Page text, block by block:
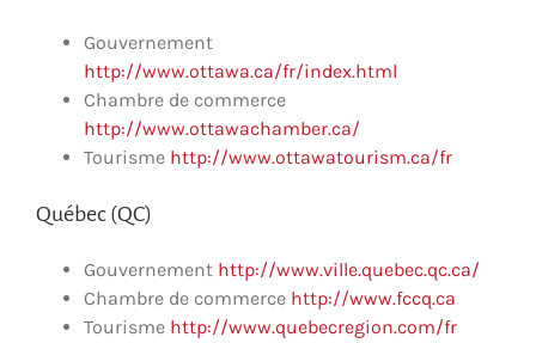
Gouvernement
http://www.ottawa.ca/fr/index.html
Chambre de commerce
http://www.ottawachamber.ca/
Tourisme http://www.ottawatourism.ca/fr
Québec (QC)
Gouvernement http://www.ville.quebec.qc.ca/
Chambre de commerce http://www.fccq.ca
Tourisme http://www.quebecregion.com/fr